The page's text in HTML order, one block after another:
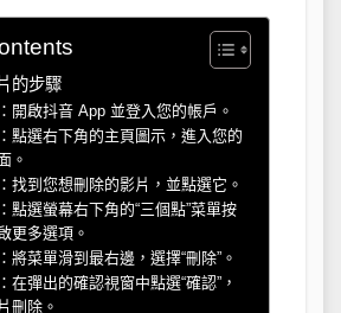
的步驟
開啟抖音 App 並登入您的帳戶。
點選右下角的主頁圖示，進入您的
。
找到您想刪除的影片，並點選它。
點選螢幕右下角的“三個點”菜單按
更多選項。
將菜單滑到最右邊，選擇“刪除”。
在彈出的確認視窗中點選“確認”，
刪除。